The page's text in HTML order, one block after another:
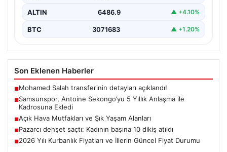
ALTIN 6486.9 ▲ +4.10%
BTC 3071683 ▲ +1.20%
Son Eklenen Haberler
■Mohamed Salah transferinin detayları açıklandı!
■Samsunspor, Antoine Sekongo’yu 5 Yıllık Anlaşma ile
Kadrosuna Ekledi
■Açık Hava Mutfakları ve Şık Yaşam Alanları
■Pazarcı dehşet saçtı: Kadının başına 10 dikiş atıldı
■2026 Yılı Kurbanlık Fiyatları ve İllerin Güncel Fiyat Durumu